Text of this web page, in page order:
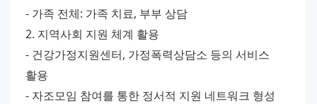
- 가족 전체: 가족 치료, 부부 상담
2. 지역사회 지원 체계 활용
- 건강가정지원센터, 가정폭력상담소 등의 서비스
활용
- 자조모임 참여를 통한 정서적 지원 네트워크 형성